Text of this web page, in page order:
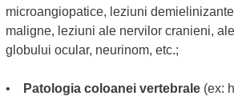
microangiopatice, leziuni
maligne, leziuni ale nervilor cranieni,
globului ocular, neurinom, etc.;
• Patologia coloanei vertebrale(ex: